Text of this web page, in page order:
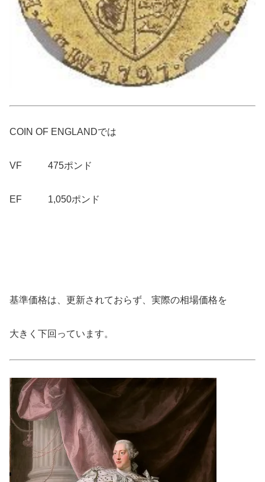
COIN OF ENGLANDでは
VF 475ポンド
EF 1,050ポンド
基準価格は、更新されておらず、実際の相場価格を
大きく下回っています。